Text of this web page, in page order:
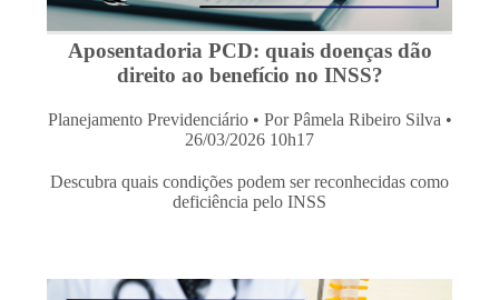
Aposentadoria PCD: quais doenças dão
direito ao benefício no INSS?
Planejamento Previdenciário • Por Pâmela Ribeiro Silva •
26/03/2026 10h17
Descubra quais condições podem ser reconhecidas como
deficiência pelo INSS